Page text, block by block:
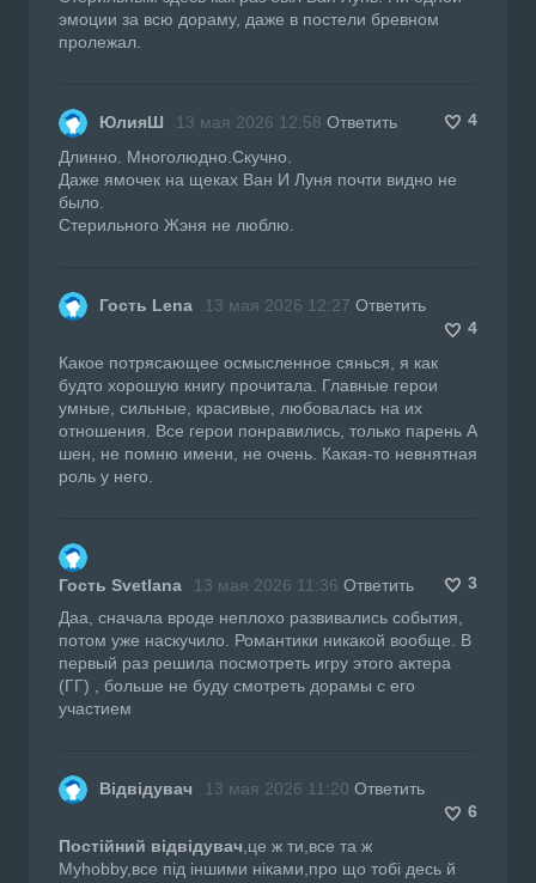
эмоции за всю дораму, даже в постели бревном
пролежал.
ЮлияШ 13 мая 2026 12:58 Ответить
4
Длинно. Многолюдно.Скучно.
Даже ямочек на щеках Ван И Луня почти видно не
было.
Стерильного Жэня не люблю.
Гость Lena 13 мая 2026 12:27 Ответить
4
Какое потрясающее осмысленное сянься, я как
будто хорошую книгу прочитала. Главные герои
умные, сильные, красивые, любовалась на их
отношения. Все герои понравились, только парень А
шен, не помню имени, не очень. Какая-то невнятная
роль у него.
Гость Svetlana 13 мая 2026 11:36 Ответить
3
Даа, сначала вроде неплохо развивались события,
потом уже наскучило. Романтики никакой вообще. В
первый раз решила посмотреть игру этого актера
(ГГ) , больше не буду смотреть дорамы с его
участием
Відвідувач 13 мая 2026 11:20 Ответить
6
Постійний відвідувач ,це ж ти,все та ж
Myhobby,все під іншими ніками,про що тобі десь й